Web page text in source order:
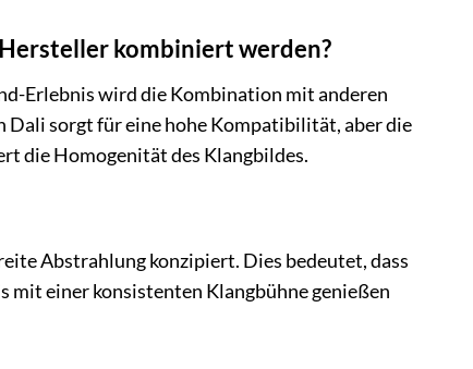
kombiniert werden?
Erlebnis wird die Kombination mit anderen
Dali sorgt für eine hohe Kompatibilität, aber die
die Homogenität des Klangbildes.
Abstrahlung konzipiert. Dies bedeutet, dass
mit einer konsistenten Klangbühne genießen